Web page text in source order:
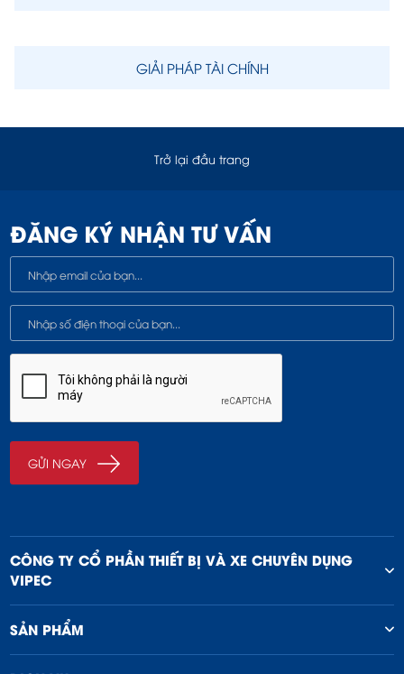
GIẢI PHÁP TÀI CHÍNH
Trở lại đầu trang
ĐĂNG KÝ NHẬN TƯ VẤN
CÔNG TY CỔ PHẦN THIẾT BỊ VÀ XE CHUYÊN DỤNG
VIPEC
SẢN PHẨM